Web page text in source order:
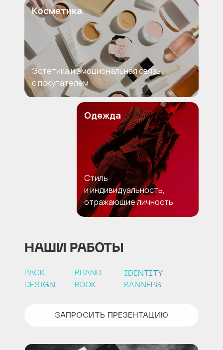
Косметика
Эстетика и эмоциональная связь
с покупателем
Одежда
Стиль
и индивидуальность,
отражающие личность
PACK
DESIGN
BRAND
BOOK
IDENTITY
BANNERS
ЗАПРОСИТЬ ПРЕЗЕНТАЦИЮ
НАШИ РАБОТЫ